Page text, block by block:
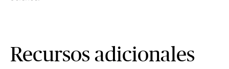
Recursos adicionales